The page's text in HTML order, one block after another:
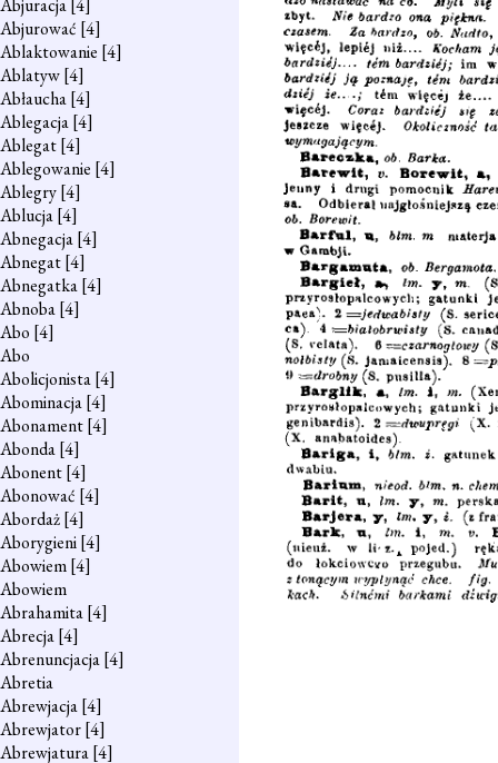
Abjuracja[4]
Abjurować [4]
Ablaktowanie [4]
Ablatyw[4]
Abłaucha[4]
Ablegacja[4]
Ablegat[4]
Ablegowanie [4]
Ablegry[4]
Ablucja[4]
Abnegacja[4]
Abnegat[4]
Abnegatka[4]
Abnoba[4]
Abo [4]
Abo
Abolicjonista[4]
Abominacja[4]
Abonament[4]
Abonda[4]
Abonent[4]
Abonować [4]
Abordaż[4]
Aborygieni[4]
Abowiem[4]
Abowiem
Abrahamita[4]
Abrecja[4]
Abrenuncjacja[4]
Abretia
Abrewjacja[4]
Abrewjator[4]
Abrewjatura[4]